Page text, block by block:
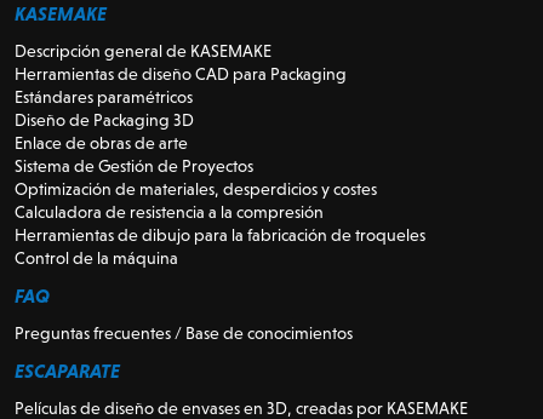
KASEMAKE
Descripción general de KASEMAKE
Herramientas de diseño CAD para Packaging
Estándares paramétricos
Diseño de Packaging 3D
Enlace de obras de arte
Sistema de Gestión de Proyectos
Optimización de materiales, desperdicios y costes
Calculadora de resistencia a la compresión
Herramientas de dibujo para la fabricación de troqueles
Control de la máquina
FAQ
Preguntas frecuentes / Base de conocimientos
ESCAPARATE
Películas de diseño de envases en 3D, creadas por KASEMAKE